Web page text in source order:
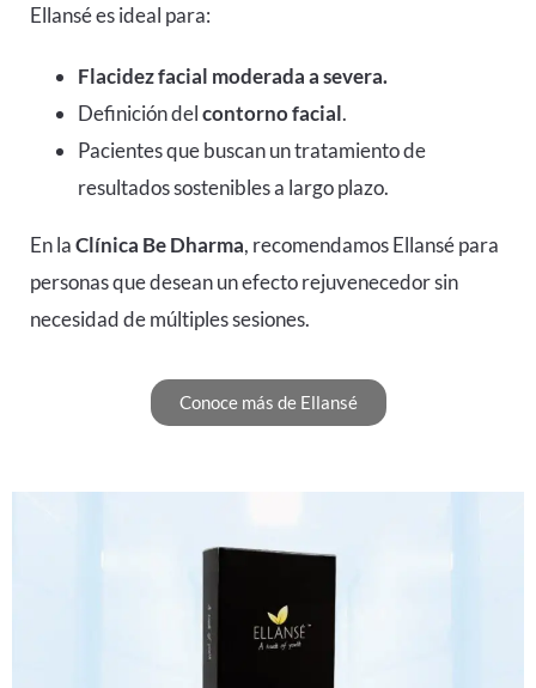
Ellansé es ideal para:
Flacidez facial moderada a severa.
Definición delcontorno facial.
Pacientes que buscan un tratamiento de
resultados sostenibles a largo plazo.
En laClínica Be Dharma, recomendamos Ellansé para
personas que desean un efecto rejuvenecedor sin
necesidad de múltiples sesiones.
Conoce más de Ellansé